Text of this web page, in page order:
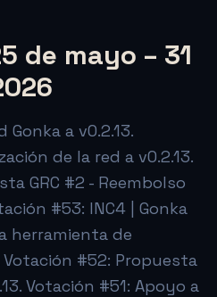
de mayo – 31
a v0.2.13.
de la red a v0.2.13.
GRC #2 - Reembolso
#53: INC4 | Gonka
herramienta de
#52: Propuesta
Votación #51: Apoyo a